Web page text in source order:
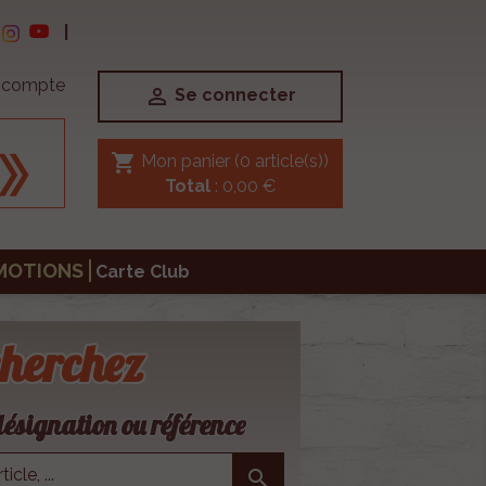
 Se connecter
shopping_cart Mon panier (0 article(s))
Total: 0,00 €
Carte Club
ou référence
